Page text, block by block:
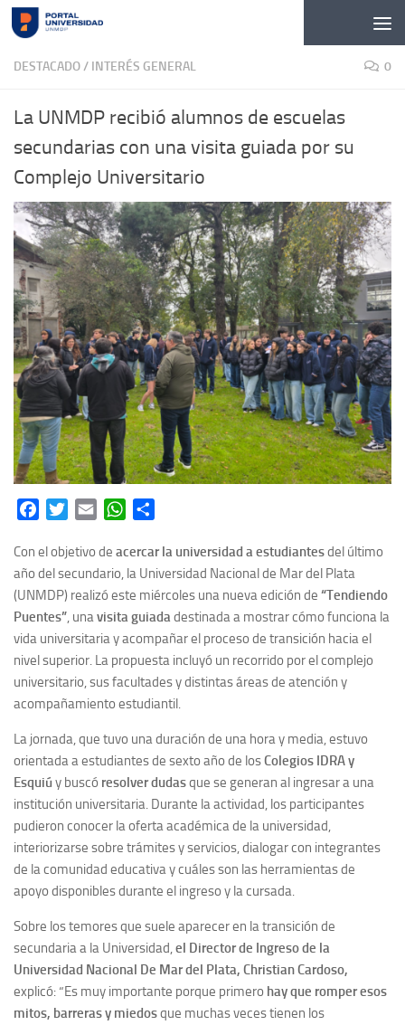
Skip to content
DESTACADO/ INTERÉS GENERAL 0
La UNMDP recibió alumnos de escuelas
secundarias con una visita guiada por su
Complejo Universitario
FacebookTwitterEmail WhatsApp
Con el objetivo de acercar la universidad a estudiantesdel último
año del secundario, la Universidad Nacional de Mar del Plata
(UNMDP) realizó este miércoles una nueva edición de “Tendiendo
Puentes”, unavisita guiadadestinada a mostrar cómo funciona la
vida universitaria y acompañar el proceso de transición hacia el
nivel superior. La propuesta incluyó un recorrido por el complejo
universitario, sus facultades y distintas áreas de atención y
acompañamiento estudiantil.
La jornada, que tuvo una duración de una hora y media, estuvo
orientada a estudiantes de sexto año de losColegios IDRA y
Esquiúy buscó resolver dudasque se generan al ingresar a una
institución universitaria. Durante la actividad, los participantes
pudieron conocer la oferta académica de la universidad,
interiorizarse sobre trámites y servicios, dialogar con integrantes
de la comunidad educativa y cuáles son las herramientas de
apoyo disponibles durante el ingreso y la cursada.
Sobre los temores que suele aparecer en la transición de
secundaria a la Universidad,el Director de Ingreso de la
Universidad Nacional De Mar del Plata, Christian Cardoso,
explicó: “Es muy importante porque primero hay que romper esos
mitos, barreras y miedosque muchas veces tienen los